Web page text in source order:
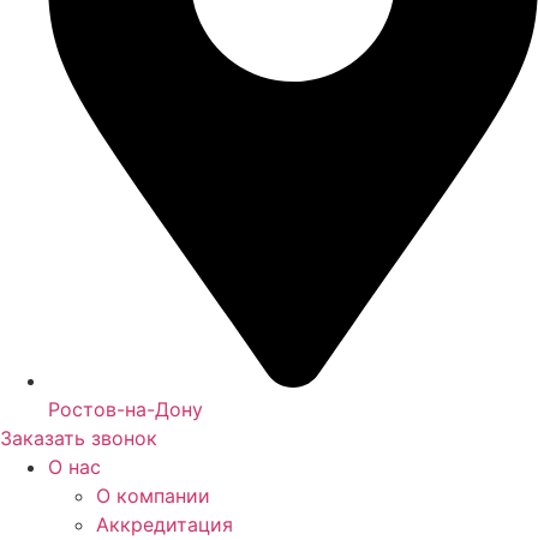
Ростов-на-Дону
Заказать звонок
О нас
О компании
Аккредитация